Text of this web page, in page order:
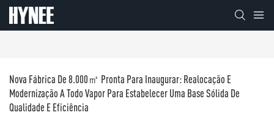
Nova Fábrica De 8.000㎡ Pronta Para Inaugurar: Realocação E
Modernização A Todo Vapor Para Estabelecer Uma Base Sólida De
Qualidade E Eficiência